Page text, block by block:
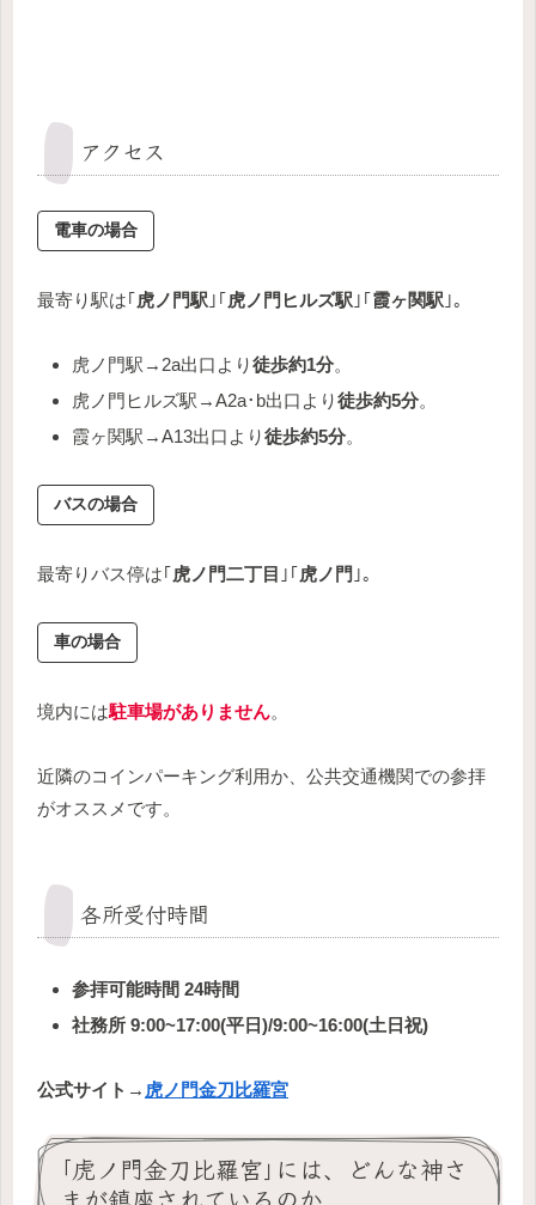
アクセス
電車の場合
最寄り駅は｢虎ノ門駅 ｣｢虎ノ門ヒルズ駅 ｣｢霞ヶ関駅 ｣。
虎ノ門駅→2a出口より徒歩約1分。
虎ノ門ヒルズ駅→A2a･b出口より徒歩約5分。
霞ヶ関駅→A13出口より徒歩約5分。
バスの場合
最寄りバス停は｢虎ノ門二丁目 ｣｢虎ノ門 ｣。
車の場合
境内には駐車場がありません。
近隣のコインパーキング利用か、公共交通機関での参拝
がオススメです。
各所受付時間
参拝可能時間 24時間
社務所 9:00~17:00(平日)/9:00~16:00(土日祝)
公式サイト→ 虎ノ門金刀比羅宮
｢虎ノ門金刀比羅宮｣には、どんな神さ